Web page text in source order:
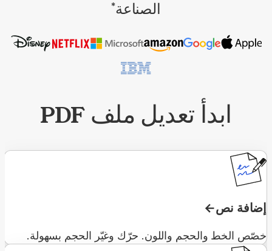
الصناعة*
ابدأ تعديل ملف PDF
إضافة نص
خصّص الخط والحجم واللون. حرّك وغيّر الحجم بسهولة.